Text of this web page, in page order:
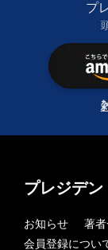
プ
プレジデ
お知らせ 著
会員登録につい